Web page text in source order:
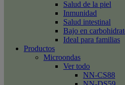
Salud de la piel
Inmunidad
Salud intestinal
Bajo en
Ideal para familias
Productos
Microondas
Ver todo
NN-CS88